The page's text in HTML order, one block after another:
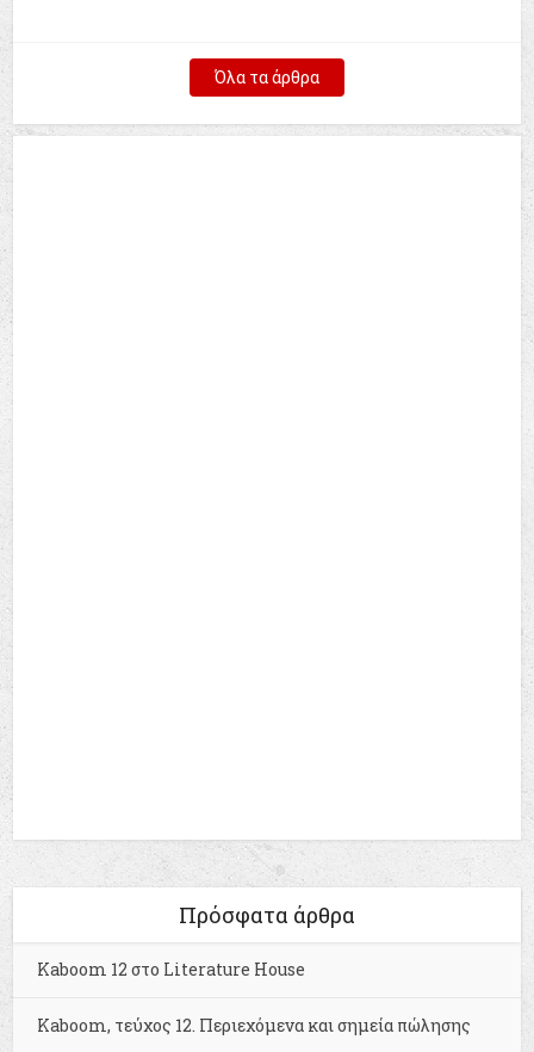
Όλα τα άρθρα
Πρόσφατα άρθρα
Kaboom 12 στο Literature House
Kaboom, τεύχος 12. Περιεχόμενα και σημεία πώλησης